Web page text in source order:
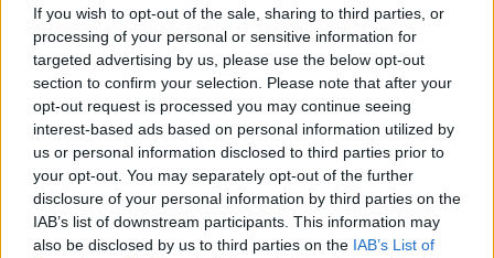
If you wish to opt-out of the sale, sharing to third parties, or
processing of your personal or sensitive information for
targeted advertising by us, please use the below opt-out
section to confirm your selection. Please note that after your
opt-out request is processed you may continue seeing
interest-based ads based on personal information utilized by
us or personal information disclosed to third parties prior to
your opt-out. You may separately opt-out of the further
disclosure of your personal information by third parties on the
IAB’s list of downstream participants. This information may
also be disclosed by us to third parties on the IAB’s List of